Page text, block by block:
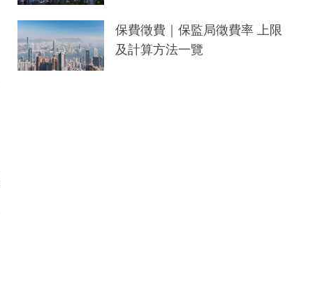
保費徵費｜保監局徵費率 上限
及計算方法一覽